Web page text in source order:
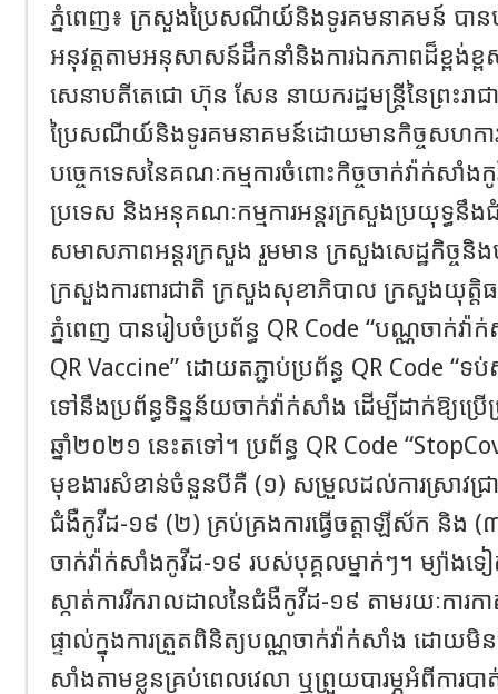
ភ្នំពេញ៖ ក្រសួងប្រៃសណីយ៍និងទូរគមនាគមន៍ បា
អនុវត្តតាមអនុសាសន៍ដឹកនាំនិងការឯកភាពដ៏ខ្ពង់ខ្
សេនាបតីតេជោ ហ៊ុន សែន នាយករដ្ឋមន្ត្រីនៃព្រះរា
ប្រៃសណីយ៍និងទូរគមនាគមន៍ដោយមានកិច្ចសហការ
បច្ចេកទេសនៃគណៈកម្មការចំពោះកិច្ចចាក់វ៉ាក់សាំ
ប្រទេស និងអនុគណៈកម្មការអន្តរក្រសួងប្រយុទ្ធនឹ
សមាសភាពអន្តរក្រសួង រួមមាន ក្រសួងសេដ្ឋកិច្ចនិង
ក្រសួងការពារជាតិ ក្រសួងសុខាភិបាល ក្រសួងយុត្តិធ
ភ្នំពេញ បានរៀបចំប្រព័ន្ធ QR Code “បណ្ណចាក់
QR Vaccine” ដោយតភ្ជាប់ប្រព័ន្ធ QR Code “ទ
ទៅនឹងប្រព័ន្ធទិន្នន័យចាក់វ៉ាក់សាំង ដើម្បីដាក់ឱ្យប្រ
ឆ្នាំ២០២១ នេះតទៅ។ ប្រព័ន្ធ QR Code
មុខងារសំខាន់ចំនួនបីគឺ (១) សម្រួលដល់ការស្រាវជ្រា
ជំងឺកូវីដ-១៩ (២) គ្រប់គ្រងការធ្វើចត្តាឡីស័ក និង (
ចាក់វ៉ាក់សាំងកូវីដ-១៩ របស់បុគ្គលម្នាក់ៗ។ ម្យ៉ាងទ
ស្កាត់ការរីករាលដាលនៃជំងឺកូវីដ-១៩ តាមរយៈការ
ផ្ទាល់ក្នុងការត្រួតពិនិត្យបណ្ណចាក់វ៉ាក់សាំង ដោយ
សាំងតាមខ្លួនគ្រប់ពេលវេលា ឬព្រួយបារម្ភអំពីការ